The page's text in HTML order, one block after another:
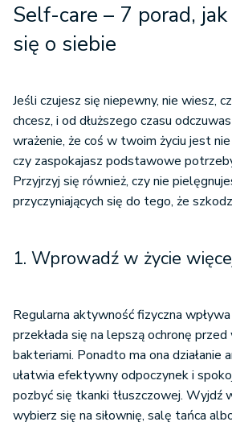
Self-care – 7 porad,
się o siebie
Jeśli czujesz się niepewny, nie wiesz,
chcesz, i od dłuższego czasu
wrażenie, że coś w twoim życiu jest
czy zaspokajasz podstawowe
Przyjrzyj się również, czy nie
przyczyniających się do tego, że
1. Wprowadź w życie
Regularna aktywność fizyczna wpływa
przekłada się na lepszą ochronę przed
bakteriami. Ponadto ma ona działanie
ułatwia efektywny odpoczynek i
pozbyć się tkanki tłuszczowej. Wyjdź
wybierz się na siłownię, salę tańca